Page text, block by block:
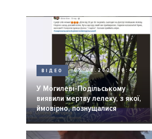
ВІДЕО 05.08.2026 10:47
У Могилеві-Подільському
виявили мертву лелеку, з якої,
ймовірно, познущалися